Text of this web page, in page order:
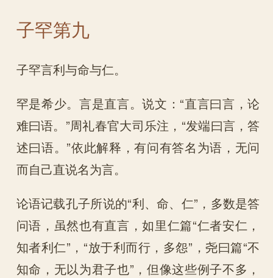
子罕第九
子罕言利与命与仁。
罕是希少。言是直言。说文：“直言曰言，论
难曰语。”周礼春官大司乐注，“发端曰言，答
述曰语。”依此解释，有问有答名为语，无问
而自己直说名为言。
论语记载孔子所说的“利、命、仁”，多数是答
问语，虽然也有直言，如里仁篇“仁者安仁，
知者利仁”，“放于利而行，多怨”，尧曰篇“不
知命，无以为君子也”，但像这些例子不多，